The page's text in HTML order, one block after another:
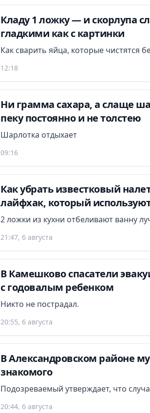
Кладу 1 ложку — и скорлупа
гладкими как с картинки
Как сварить яйца, которые чистятся
12:18
Ни грамма сахара, а слаще
пеку постоянно и не толстею
Шарлотка отдыхает
09:16
Как убрать известковый
лайфхак, который
2 ложки из кухни отбеливают ванну
21:47, 6 августа
В Камешково спасатели
с годовалым ребенком
Никто не пострадал.
20:55, 6 августа
В Александровском районе
знакомого
Подозреваемый утверждает, что
20:44, 6 августа